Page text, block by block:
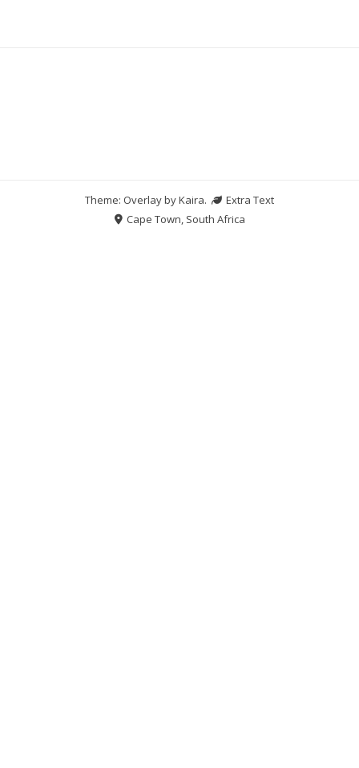
Theme: Overlay byKaira.
Extra Text
Cape Town, South Africa